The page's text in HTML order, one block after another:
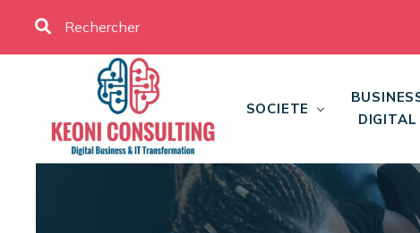
SOCIETE
DIGITAL